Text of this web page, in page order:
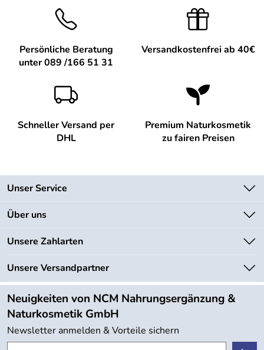
Persönliche Beratung
unter 089 /166 51 31
Versandkostenfrei ab 40€
Schneller Versand per
DHL
Premium Naturkosmetik
zu fairen Preisen
Unser Service
Kontakt
Lieferbedingungen
Kundenlogin
Über uns
Unsere Bestseller
Neu
Angebote
Kundenbewertungen (754)
4,9/5*****
Unsere Zahlarten
Unsere Versandpartner
Neuigkeiten von NCM Nahrungsergänzung &
Naturkosmetik GmbH
Newsletter anmelden & Vorteile sichern